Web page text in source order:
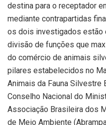
destina para o receptador
mediante contrapartidas
os dois investigados estão
divisão de funções que
do comércio de animais
pilares estabelecidos no
Animais da Fauna Silvestre
Conselho Nacional do
Associação Brasileira dos
de Meio Ambiente